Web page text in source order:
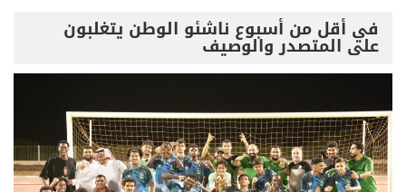
في أقل من أسبوع ناشئو الوطن يتغلبون
على المتصدر والوصيف